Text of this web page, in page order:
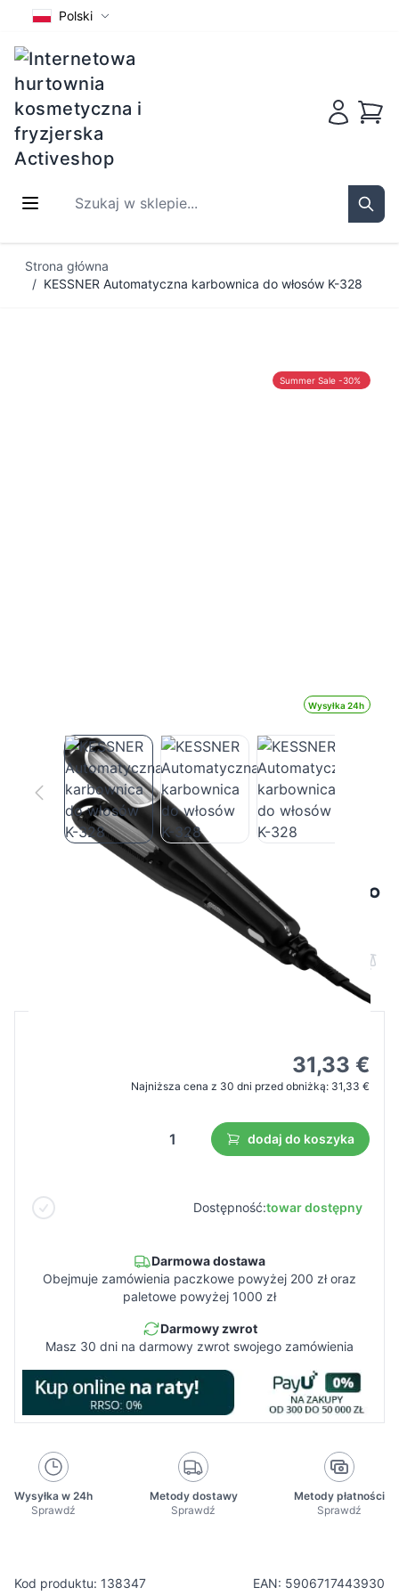
Polski
Szukaj w sklepie...
Strona główna
/ KESSNER Automatyczna karbownica do włosów K-328
Wysyłka 24h
Summer Sale -30%
KESSNER Automatyczna karbownica do
Kod produktu: 138347 EAN: 5906717443930
31,33 €
Najniższa cena z 30 dni przed obniżką: 31,33 €
dodaj do koszyka
Dostępność:towar dostępny
Darmowa dostawa
Obejmuje zamówienia paczkowe powyżej 200 zł oraz
paletowe powyżej 1000 zł
Darmowy zwrot
Masz 30 dni na darmowy zwrot swojego zamówienia
Wysyłka w 24h
Sprawdź
Metody dostawy
Sprawdź
Metody płatności
Sprawdź